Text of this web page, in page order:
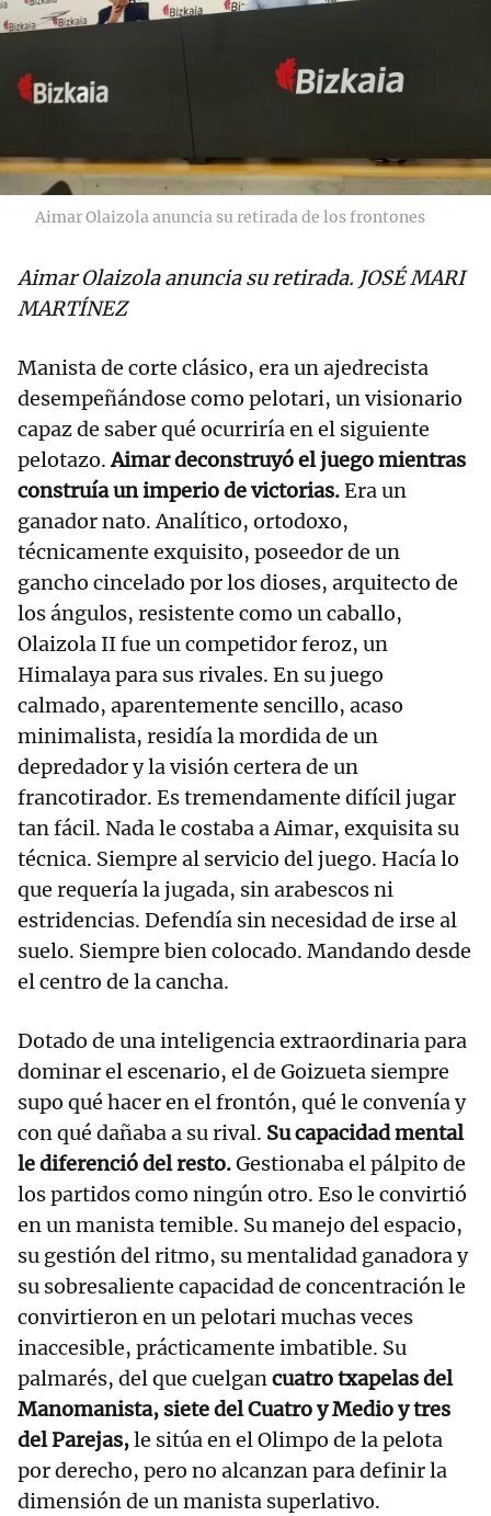
Aimar Olaizola anuncia su retirada de los frontones
Aimar Olaizola anuncia su retirada. JOSÉ MARI
MARTÍNEZ
Manista de corte clásico, era un ajedrecista
desempeñándose como pelotari, un visionario
capaz de saber qué ocurriría en el siguiente
pelotazo.Aimar deconstruyó el juego mientras
construía un imperio de victorias.Era un
ganador nato. Analítico, ortodoxo,
técnicamente exquisito, poseedor de un
gancho cincelado por los dioses, arquitecto de
los ángulos, resistente como un caballo,
Olaizola II fue un competidor feroz, un
Himalaya para sus rivales. En su juego
calmado, aparentemente sencillo, acaso
minimalista, residía la mordida de un
depredador y la visión certera de un
francotirador. Es tremendamente difícil jugar
tan fácil. Nada le costaba a Aimar, exquisita su
técnica. Siempre al servicio del juego. Hacía lo
que requería la jugada, sin arabescos ni
estridencias. Defendía sin necesidad de irse al
suelo. Siempre bien colocado. Mandando desde
el centro de la cancha.
Dotado de una inteligencia extraordinaria para
dominar el escenario, el de Goizueta siempre
supo qué hacer en el frontón, qué le convenía y
con qué dañaba a su rival. Su capacidad mental
le diferenció del resto.Gestionaba el pálpito de
los partidos como ningún otro. Eso le convirtió
en un manista temible. Su manejo del espacio,
su gestión del ritmo, su mentalidad ganadora y
su sobresaliente capacidad de concentración le
convirtieron en un pelotari muchas veces
inaccesible, prácticamente imbatible. Su
palmarés, del que cuelgancuatro txapelas del
Manomanista, siete del Cuatro y Medio y tres
del Parejas,le sitúa en el Olimpo de la pelota
por derecho, pero no alcanzan para definir la
dimensión de un manista superlativo.